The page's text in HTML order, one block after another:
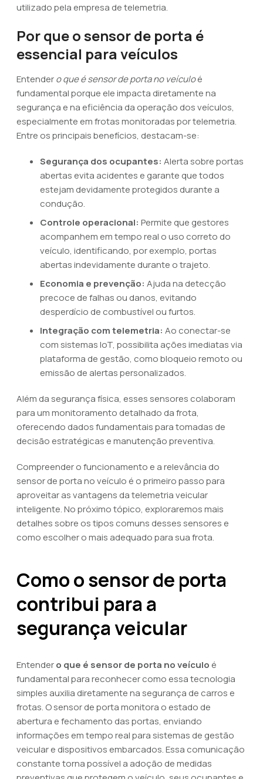
utilizado pela empresa de telemetria.
Por que o sensor de porta é
essencial para veículos
Entendero que é sensor de porta no veículoé
fundamental porque ele impacta diretamente na
segurança e na eficiência da operação dos veículos,
especialmente em frotas monitoradas por telemetria.
Entre os principais benefícios, destacam-se:
Segurança dos ocupantes: Alerta sobre portas
abertas evita acidentes e garante que todos
estejam devidamente protegidos durante a
condução.
Controle operacional: Permite que gestores
acompanhem em tempo real o uso correto do
veículo, identificando, por exemplo, portas
abertas indevidamente durante o trajeto.
Economia e prevenção: Ajuda na detecção
precoce de falhas ou danos, evitando
desperdício de combustível ou furtos.
Integração com telemetria: Ao conectar-se
com sistemas IoT, possibilita ações imediatas via
plataforma de gestão, como bloqueio remoto ou
emissão de alertas personalizados.
Além da segurança física, esses sensores colaboram
para um monitoramento detalhado da frota,
oferecendo dados fundamentais para tomadas de
decisão estratégicas e manutenção preventiva.
Compreender o funcionamento e a relevância do
sensor de porta no veículo é o primeiro passo para
aproveitar as vantagens da telemetria veicular
inteligente. No próximo tópico, exploraremos mais
detalhes sobre os tipos comuns desses sensores e
como escolher o mais adequado para sua frota.
Como o sensor de porta
contribui para a
segurança veicular
Entendero que é sensor de porta no veículo é
fundamental para reconhecer como essa tecnologia
simples auxilia diretamente na segurança de carros e
frotas. O sensor de porta monitora o estado de
abertura e fechamento das portas, enviando
informações em tempo real para sistemas de gestão
veicular e dispositivos embarcados. Essa comunicação
constante torna possível a adoção de medidas